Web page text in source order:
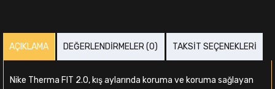
AÇIKLAMA DEĞERLENDIRMELER (0) TAKSIT SEÇENEKLERI
Nike Therma FIT 2.0, kış aylarında koruma ve koruma sağlayan